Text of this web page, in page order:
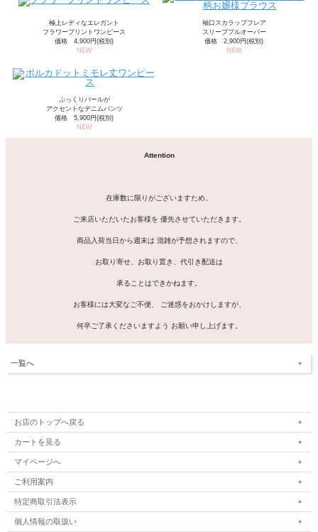
極上レディなエレガント
フラワープリントワンピース
価格 4,900円(税別)
NEW
袖口スカラップフレア
スリーブプルオーバー
価格 2,900円(税別)
NEW
ぷっくりパールが
アクセントなデニムパンツ
価格 5,900円(税別)
NEW
Attention
在庫数に限りがございますため、
ご来店いただいたお客様を 優先させていただきます。
商品入荷当日から週末は 混雑が予想されますので、
お取り寄せ、お取り置き、代引き配送は
承ることはできかねます。
お客様には大変なご不便、 ご迷惑をおかけしますが、
何卒ご了承くださいますよう お願い申し上げます。
一覧へ
お店のトップへ戻る
カートを見る
マイページへ
ご利用案内
特定商取引法表示
個人情報の取扱い